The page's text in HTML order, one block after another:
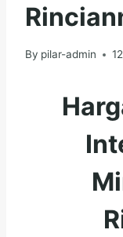
By pilar-admin